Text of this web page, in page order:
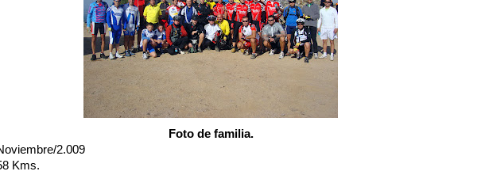
Foto de familia.
2.009
Kms.